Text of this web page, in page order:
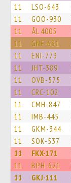
11 LSO-643
11 GOO-930
11 ÅL 4005
11 GNF-631
11 ENI-773
11 JHT-389
11 OVB-575
11 CRC-102
11 CMH-847
11 IMB-445
11 GKM-344
11 SOK-537
11 FKX-171
11 BPH-621
11 GKJ-111